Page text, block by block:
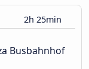
2h 25min
Busbahnhof